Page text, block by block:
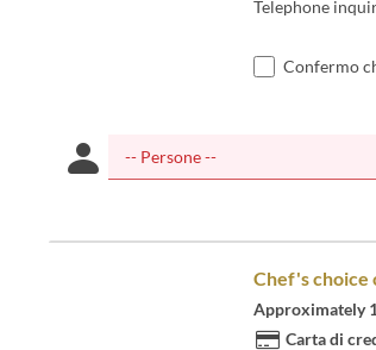
Telephone
Confermo
Chef's choice
Approximately
Carta di